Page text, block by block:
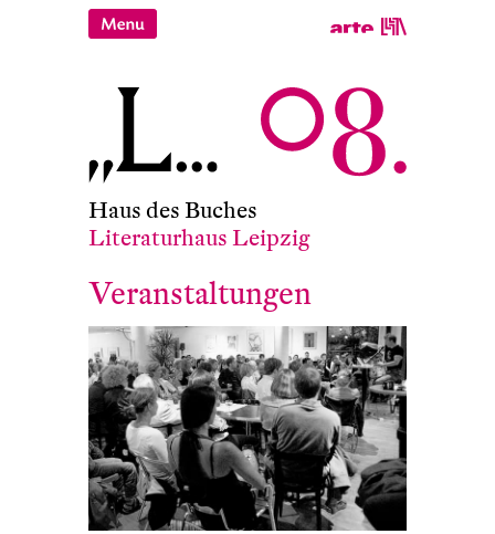
Haus des Buches
Literaturhaus Leipzig
Veranstaltungen